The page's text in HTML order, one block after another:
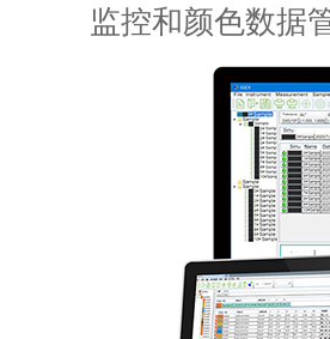
监控和颜色数据